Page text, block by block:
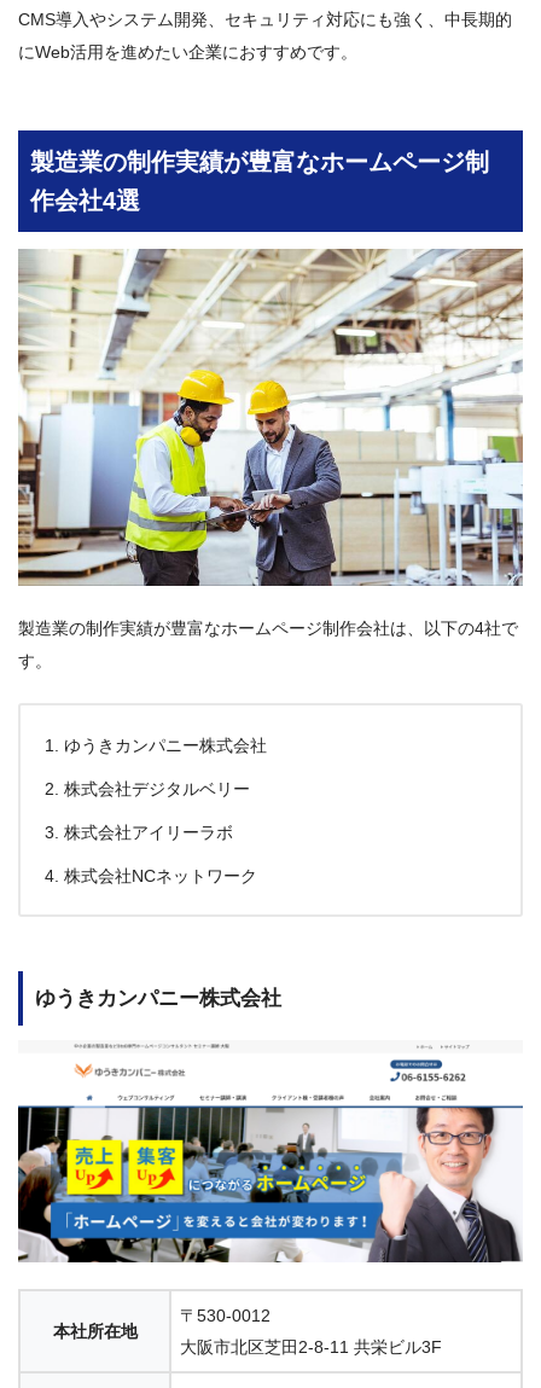
CMS導入やシステム開発、セキュリティ対応にも強く、中長期的
にWeb活用を進めたい企業におすすめです。
製造業の制作実績が豊富なホームページ制
作会社4選
製造業の制作実績が豊富なホームページ制作会社は、以下の4社で
す。
ゆうきカンパニー株式会社
株式会社デジタルベリー
株式会社アイリーラボ
株式会社NCネットワーク
ゆうきカンパニー株式会社
本社所在地
〒530-0012
大阪市北区芝田2-8-11 共栄ビル3F